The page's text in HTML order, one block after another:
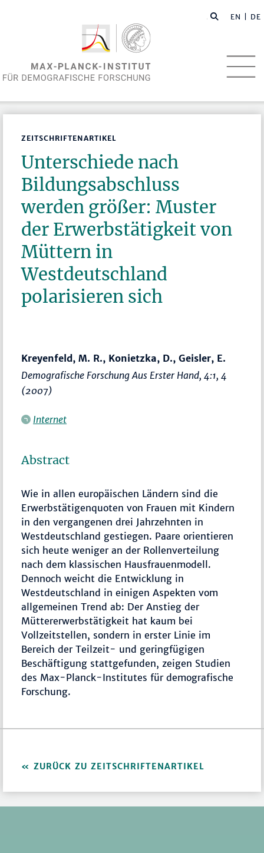
EN | DE
ZEITSCHRIFTENARTIKEL
Unterschiede nach
Bildungsabschluss
werden größer: Muster
der Erwerbstätigkeit von
Müttern in
Westdeutschland
polarisieren sich
Kreyenfeld, M. R., Konietzka, D., Geisler, E.
Demografische Forschung Aus Erster Hand, 4:1, 4
(2007)
Internet
Abstract
Wie in allen europäischen Ländern sind die
Erwerbstätigenquoten von Frauen mit Kindern
in den vergangenen drei Jahrzehnten in
Westdeutschland gestiegen. Paare orientieren
sich heute weniger an der Rollenverteilung
nach dem klassischen Hausfrauenmodell.
Dennoch weicht die Entwicklung in
Westdeutschland in einigen Aspekten vom
allgemeinen Trend ab: Der Anstieg der
Müttererwerbstätigkeit hat kaum bei
Vollzeitstellen, sondern in erster Linie im
Bereich der Teilzeit- und geringfügigen
Beschäftigung stattgefunden, zeigen Studien
des Max-Planck-Institutes für demografische
Forschung.
ZURÜCK ZU ZEITSCHRIFTENARTIKEL